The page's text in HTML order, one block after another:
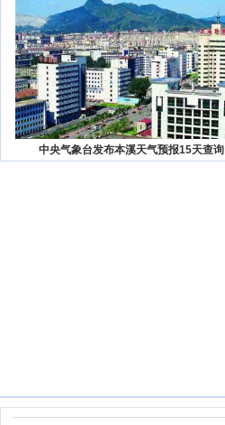
中央气象台发布本溪天气预报15天查询